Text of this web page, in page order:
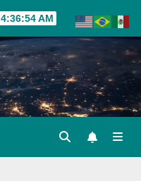
4:36:55 AM